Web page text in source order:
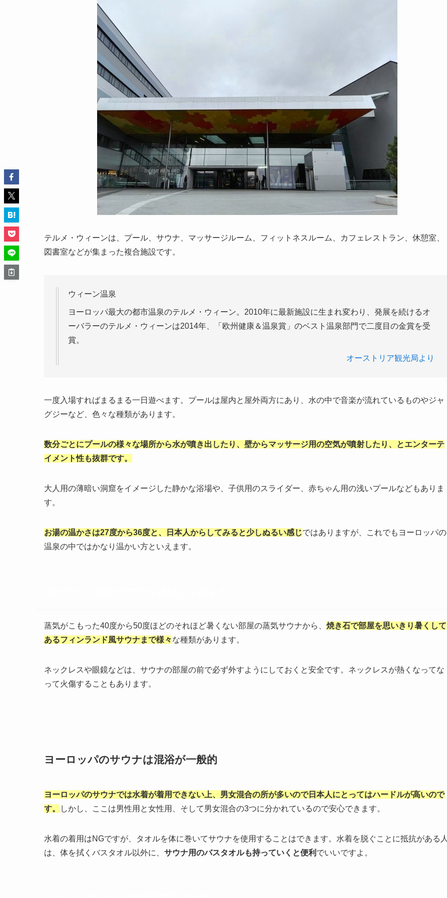
テルメ・ウィーンは、プール、サウナ、マッサージルーム、フィットネスルーム、カフェレストラン、休憩室、
図書室などが集まった複合施設です。
ウィーン温泉
ヨーロッパ最大の都市温泉のテルメ・ウィーン。2010年に最新施設に生まれ変わり、発展を続けるオ
ーバラーのテルメ・ウィーンは2014年、「欧州健康＆温泉賞」のベスト温泉部門で二度目の金賞を受
賞。
オーストリア観光局より
一度入場すればまるまる一日遊べます。プールは屋内と屋外両方にあり、水の中で音楽が流れているものやジャ
グジーなど、色々な種類があります。
数分ごとにプールの様々な場所から水が噴き出したり、壁からマッサージ用の空気が噴射したり、とエンターテ
イメント性も抜群です。
大人用の薄暗い洞窟をイメージした静かな浴場や、子供用のスライダー、赤ちゃん用の浅いプールなどもありま
す。
お湯の温かさは27度から36度と、日本人からしてみると少しぬるい感じではありますが、これでもヨーロッパの
温泉の中ではかなり温かい方といえます。
蒸気がこもった40度から50度ほどのそれほど暑くない部屋の蒸気サウナから、 焼き石で部屋を思いきり暑くして
あるフィンランド風サウナまで様々な種類があります。
ネックレスや眼鏡などは、サウナの部屋の前で必ず外すようにしておくと安全です。ネックレスが熱くなってな
って火傷することもあります。
ヨーロッパのサウナは混浴が一般的
ヨーロッパのサウナでは水着が着用できない上、男女混合の所が多いので日本人にとってはハードルが高いので
す。
しかし、ここは男性用と女性用、そして男女混合の3つに分かれているので安心できます。
水着の着用はNGですが、タオルを体に巻いてサウナを使用することはできます。水着を脱ぐことに抵抗がある人
は、体を拭くバスタオル以外に、 サウナ用のバスタオルも持っていくと便利 でいいですよ。